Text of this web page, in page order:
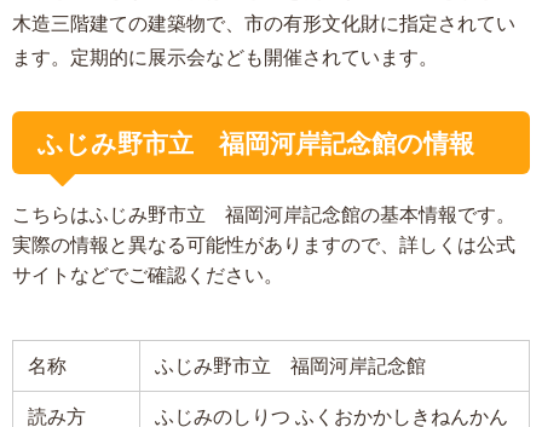
木造三階建ての建築物で、市の有形文化財に指定されてい
ます。定期的に展示会なども開催されています。
ふじみ野市立 福岡河岸記念館の情報
こちらはふじみ野市立 福岡河岸記念館の基本情報です。
実際の情報と異なる可能性がありますので、詳しくは公式
サイトなどでご確認ください。
名称 ふじみ野市立 福岡河岸記念館
読み方 ふじみのしりつ ふくおかかしきねんかん